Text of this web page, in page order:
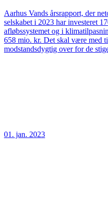
Aarhus Vands årsrapport, der
selskabet i 2023 har investeret
afløbssystemet og i
658 mio. kr. Det skal være med
modstandsdygtig over for de
01. jan. 2023